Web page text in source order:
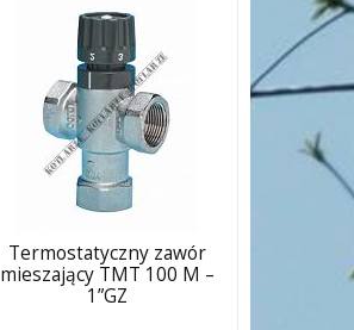
Termostatyczny zawór
mieszający TMT 100 M –
1”GZ